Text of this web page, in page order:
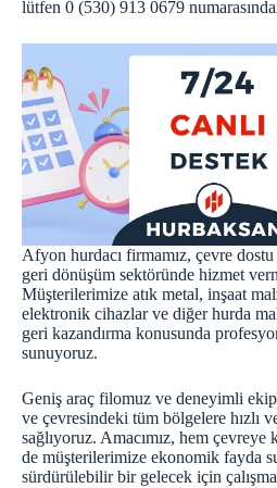
lütfen 0 (530) 913 0679
Afyon hurdacı firmamız, çevre
geri dönüşüm sektöründe hizmet
Müşterilerimize atık metal, inşaat
elektronik cihazlar ve diğer hurda
geri kazandırma konusunda
sunuyoruz.
Geniş araç filomuz ve deneyimli
ve çevresindeki tüm bölgelere hızlı
sağlıyoruz. Amacımız, hem çevreye
de müşterilerimize ekonomik fayda
sürdürülebilir bir gelecek için